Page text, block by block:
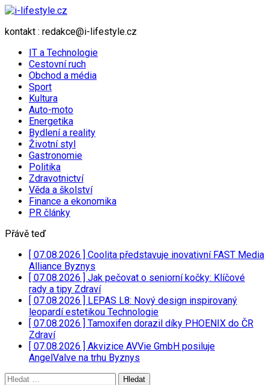
kontakt : redakce@i-lifestyle.cz
IT a Technologie
Cestovní ruch
Obchod a média
Sport
Kultura
Auto-moto
Energetika
Bydlení a reality
Životní styl
Gastronomie
Politika
Zdravotnictví
Věda a školství
Finance a ekonomika
PR články
Přávě teď
[ 07.08.2026 ] Coolita představuje inovativní FAST Media
Alliance Byznys
[ 07.08.2026 ] Jak pečovat o seniorní kočky: Klíčové
rady a tipy Zdraví
[ 07.08.2026 ] LEPAS L8: Nový design inspirovaný
leopardí estetikou Technologie
[ 07.08.2026 ] Tamoxifen dorazil díky PHOENIX do ČR
Zdraví
[ 07.08.2026 ] Akvizice AVVie GmbH posiluje
AngelValve na trhu Byznys
Vyhledávání